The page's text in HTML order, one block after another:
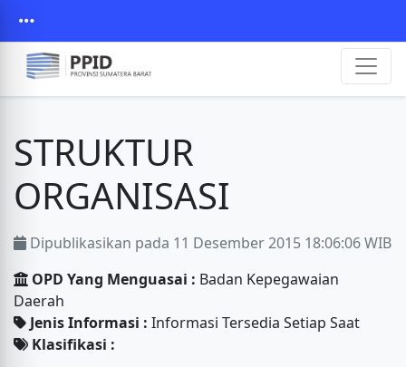
STRUKTUR
ORGANISASI
Dipublikasikan pada 11 Desember 2015 18:06:06 WIB
OPD Yang Menguasai : Badan Kepegawaian
Daerah
Jenis Informasi : Informasi Tersedia Setiap Saat
Klasifikasi :